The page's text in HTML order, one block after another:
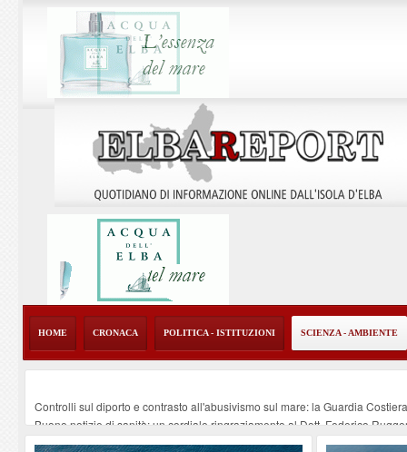
HOME CRONACA POLITICA - ISTITUZIONI SCIENZA - AMBIENTE
Controlli sul diporto e contrasto all'abusivismo sul mare: la Guardia
Buone notizie di sanità: un cordiale ringraziamento al Dott. Federico
Altiero Spinelli e Ursula Hirschmann all'Elba: riaffiora una testimonianza